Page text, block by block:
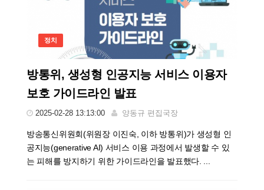
정치
방통위, 생성형 인공지능 서비스 이용자
보호 가이드라인 발표
2025-02-28 13:13:00 양동규 편집국장
방송통신위원회(위원장 이진숙, 이하 방통위)가 생성형 인
공지능(generative AI) 서비스 이용 과정에서 발생할 수 있
는 피해를 방지하기 위한 가이드라인을 발표했다. ...